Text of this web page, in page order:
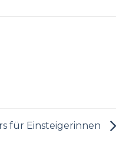
für Einsteigerinnen